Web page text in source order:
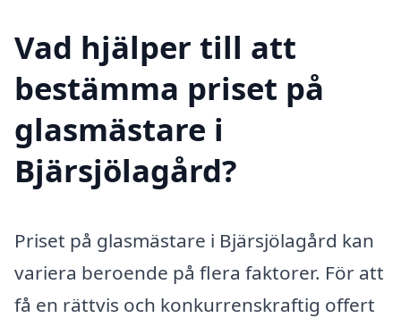
Vad hjälper till att
bestämma priset på
glasmästare i
Bjärsjölagård?
Priset på glasmästare i Bjärsjölagård kan
variera beroende på flera faktorer. För att
få en rättvis och konkurrenskraftig offert